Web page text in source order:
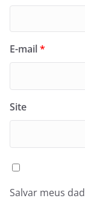
E-mail*
Site
Salvar meus